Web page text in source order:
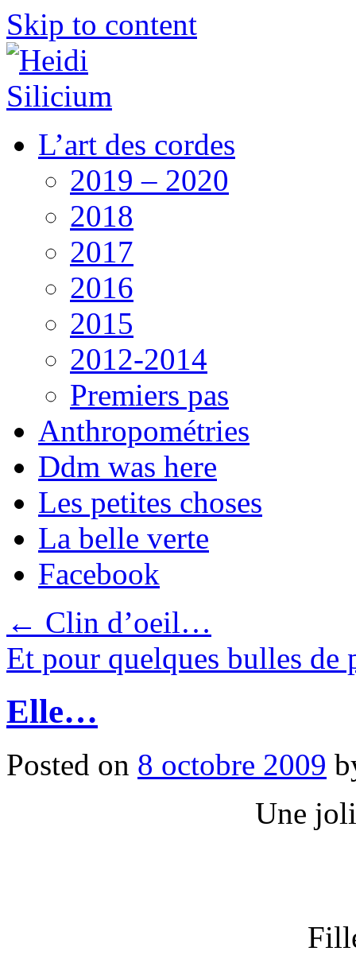
Skip to content
L’art des cordes
2019 – 2020
2018
2017
2016
2015
2012-2014
Premiers pas
Anthropométries
Ddm was here
Les petites choses
La belle verte
Facebook
← Clin d’oeil…
Et pour quelques bulles
Elle…
Posted on 8 octobre 2009
Une